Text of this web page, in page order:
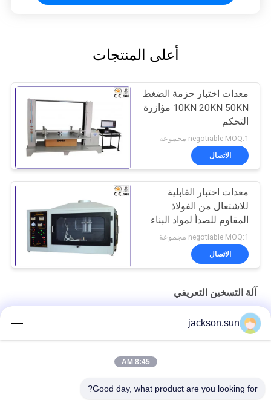
أعلى المنتجات
معدات اختبار حزمة الضغط
10KN 20KN 50KN مؤازرة
التحكم
negotiable MOQ:1 مجموعة
الاتصال
معدات اختبار القابلية
للاشتعال من الفولاذ
المقاوم للصدأ لمواد البناء
المقاومة للحريق
negotiable MOQ:1 مجموعة
الاتصال
آلة التسخين التعريفي
أداة قياس الصورة التلقائية مع حديد توجيه خطي دقيق ونظام معالجة
برمجيات قوي لقياسات سريعة وفعالة
jackson.sun
8:45 AM
Good day, what product are you looking for?